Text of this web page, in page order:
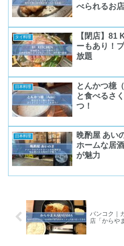
べられるお店
タイ料理
【閉店】81
ーもあり！
放題
日本料理
とんかつ檍
と食べるさ
つ！
日本料理
晩酌屋 あい
ホームな居
が魅力
バンコク｜
店「からや